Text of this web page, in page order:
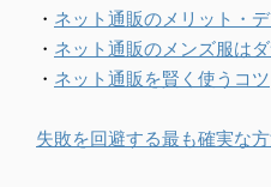
・ ネット通販のメリット・
・ ネット通販のメンズ服は
・ ネット通販を賢く使うコツ
失敗を回避する最も確実な